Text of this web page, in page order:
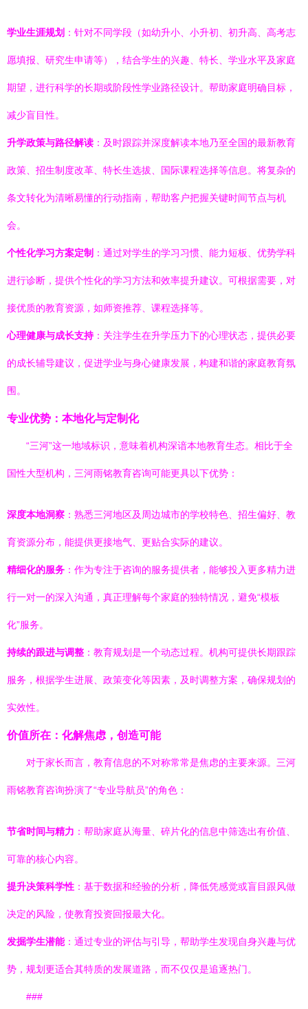
学业生涯规划 ：针对不同学段（如幼升小、小升初、初升高、高考志
愿填报、研究生申请等），结合学生的兴趣、特长、学业水平及家庭
期望，进行科学的长期或阶段性学业路径设计。帮助家庭明确目标，
减少盲目性。
升学政策与路径解读 ：及时跟踪并深度解读本地乃至全国的最新教育
政策、招生制度改革、特长生选拔、国际课程选择等信息。将复杂的
条文转化为清晰易懂的行动指南，帮助客户把握关键时间节点与机
会。
个性化学习方案定制 ：通过对学生的学习习惯、能力短板、优势学科
进行诊断，提供个性化的学习方法和效率提升建议。可根据需要，对
接优质的教育资源，如师资推荐、课程选择等。
心理健康与成长支持：关注学生在升学压力下的心理状态，提供必要
的成长辅导建议，促进学业与身心健康发展，构建和谐的家庭教育氛
围。
专业优势：本地化与定制化
“三河”这一地域标识，意味着机构深谙本地教育生态。相比于全
国性大型机构，三河雨铭教育咨询可能更具以下优势：
深度本地洞察 ：熟悉三河地区及周边城市的学校特色、招生偏好、教
育资源分布，能提供更接地气、更贴合实际的建议。
精细化的服务 ：作为专注于咨询的服务提供者，能够投入更多精力进
行一对一的深入沟通，真正理解每个家庭的独特情况，避免“模板
化”服务。
持续的跟进与调整 ：教育规划是一个动态过程。机构可提供长期跟踪
服务，根据学生进展、政策变化等因素，及时调整方案，确保规划的
实效性。
价值所在：化解焦虑，创造可能
对于家长而言，教育信息的不对称常常是焦虑的主要来源。三河
雨铭教育咨询扮演了“专业导航员”的角色：
节省时间与精力 ：帮助家庭从海量、碎片化的信息中筛选出有价值、
可靠的核心内容。
提升决策科学性 ：基于数据和经验的分析，降低凭感觉或盲目跟风做
决定的风险，使教育投资回报最大化。
发掘学生潜能：通过专业的评估与引导，帮助学生发现自身兴趣与优
势，规划更适合其特质的发展道路，而不仅仅是追逐热门。
###